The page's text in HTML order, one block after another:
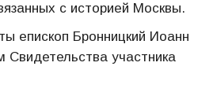
с историей Москвы.
епископ Бронницкий Иоанн
Свидетельства участника